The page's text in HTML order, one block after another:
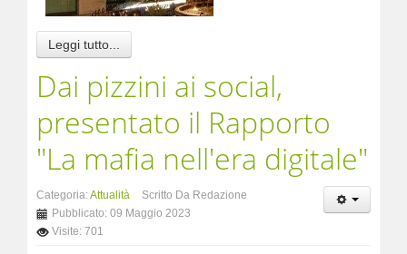
Leggi tutto...
Dai pizzini ai social,
presentato il Rapporto
"La mafia nell'era digitale"
Categoria:Attualità
Scritto Da Redazione
Pubblicato: 09 Maggio 2023
Visite: 701